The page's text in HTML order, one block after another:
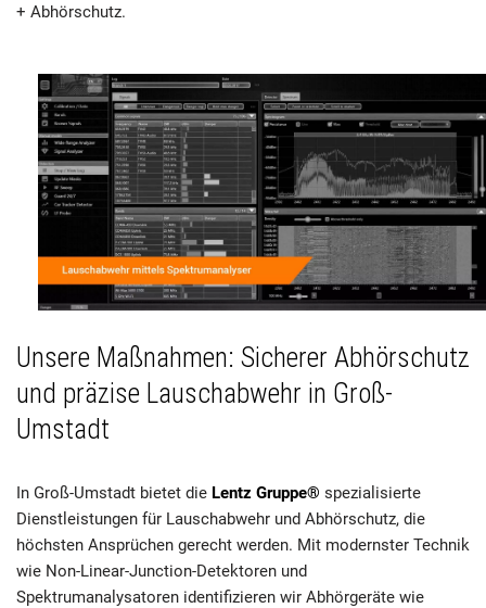
+ Abhörschutz.
Unsere Maßnahmen: Sicherer Abhörschutz
und präzise Lauschabwehr in Groß-
Umstadt
In Groß-Umstadt bietet die Lentz Gruppe® spezialisierte
Dienstleistungen für Lauschabwehr und Abhörschutz, die
höchsten Ansprüchen gerecht werden. Mit modernster Technik
wie Non-Linear-Junction-Detektoren und
Spektrumanalysatoren identifizieren wir Abhörgeräte wie